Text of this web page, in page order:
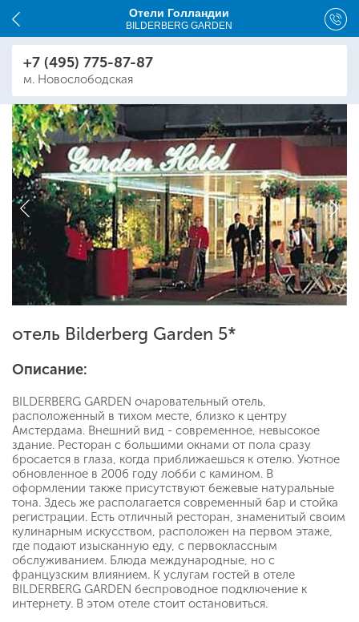
Отели Голландии
BILDERBERG GARDEN
+7 (495) 775-87-87
м. Новослободская
отель Bilderberg Garden 5*
Описание:
BILDERBERG GARDEN очаровательный отель,
расположенный в тихом месте, близко к центру
Амстердама. Внешний вид - современное, невысокое
здание. Ресторан с большими окнами от пола сразу
бросается в глаза, когда приближаешься к отелю. Уютное
обновленное в 2006 году лобби с камином. В
оформлении также присутствуют бежевые натуральные
тона. Здесь же располагается современный бар и стойка
регистрации. Есть отличный ресторан, знаменитый своим
кулинарным искусством, расположен на первом этаже,
где подают изысканную еду, с первоклассным
обслуживанием. Блюда международные, но с
французским влиянием. К услугам гостей в отеле
BILDERBERG GARDEN беспроводное подключение к
интернету. В этом отеле стоит остановиться.